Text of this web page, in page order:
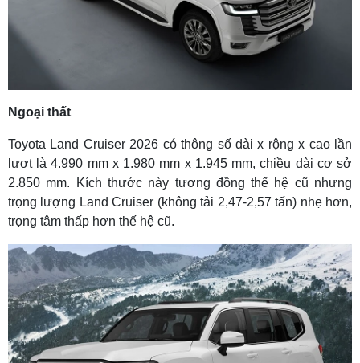
Ngoại thất
Toyota Land Cruiser 2026 có thông số dài x rộng x cao lần
lượt là 4.990 mm x 1.980 mm x 1.945 mm, chiều dài cơ sở
2.850 mm. Kích thước này tương đồng thế hệ cũ nhưng
trọng lượng Land Cruiser (không tải 2,47-2,57 tấn) nhẹ hơn,
trọng tâm thấp hơn thế hệ cũ.